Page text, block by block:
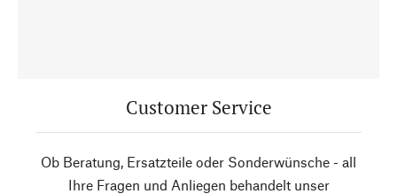
Customer Service
Ob Beratung, Ersatzteile oder Sonderwünsche - all
Ihre Fragen und Anliegen behandelt unser